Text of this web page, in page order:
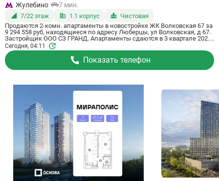
Жулебино
7 мин.
7/22 этаж 1.1 корпус
Чистовая
Продаются 2-комн. апартаменты в новостройке ЖК Волковская 67 за
9 294 558 руб, находящиеся по адресу Люберцы, ул Волковская, д 67.
Застройщик ООО СЗ ГРАНД. Апартаменты сдаются в 3 квартале 2027
года с чистовой отделкой, в 20 минутах на машине от станции
метрополитена Некрасовка. Общая площадь апартаментов - 39.78 кв.
м. Этаж 7 из 21. ID апартаментов на СтройкиРУ 725268, назовите его
когда будете звонить.
Сегодня, 04:11
Показать телефон